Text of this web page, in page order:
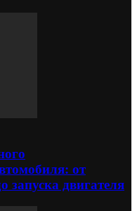
от
запуска двигателя